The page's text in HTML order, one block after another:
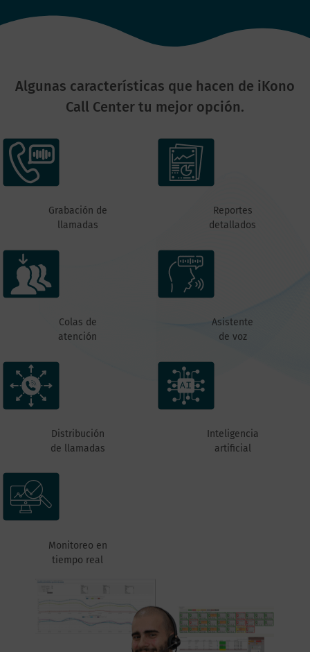
Algunas características que hacen de iKono
Call Center tu mejor opción.
Grabación de
llamadas
Reportes
detallados
Colas de
atención
Asistente
de voz
Distribución
de llamadas
Inteligencia
artificial
Monitoreo en
tiempo real